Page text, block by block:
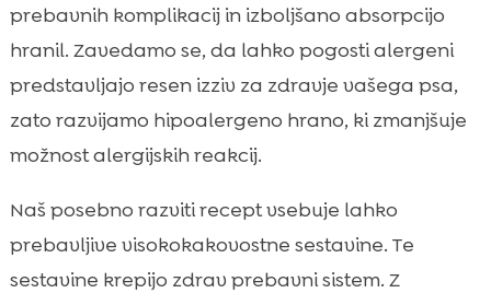
prebavnih komplikacij in izboljšano absorpcijo
hranil. Zavedamo se, da lahko pogosti alergeni
predstavljajo resen izziv za zdravje vašega psa,
zato razvijamo hipoalergeno hrano, ki zmanjšuje
možnost alergijskih reakcij.
Naš posebno razviti recept vsebuje lahko
prebavljive visokokakovostne sestavine. Te
sestavine krepijo zdrav prebavni sistem. Z